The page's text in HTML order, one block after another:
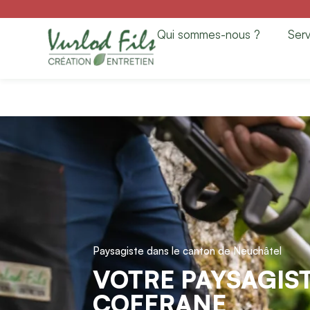
Qui sommes-nous ?
Paysagiste à
Entretien
Paysagiste dans le canton de Neuchâtel
VOTRE
COFFRANE